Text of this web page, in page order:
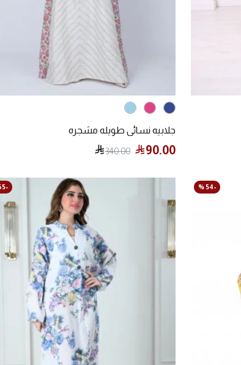
جلابيه نسائي طويله مشجره
90.00
340.00
-54 %
-65 %